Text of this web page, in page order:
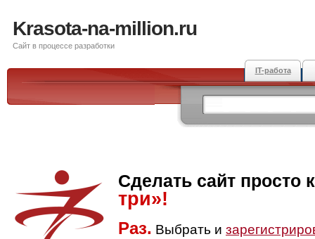
Krasota-na-million.ru
Сайт в процессе разработки
IT-работа
Сделать сайт просто
три»!
Раз. Выбрать и